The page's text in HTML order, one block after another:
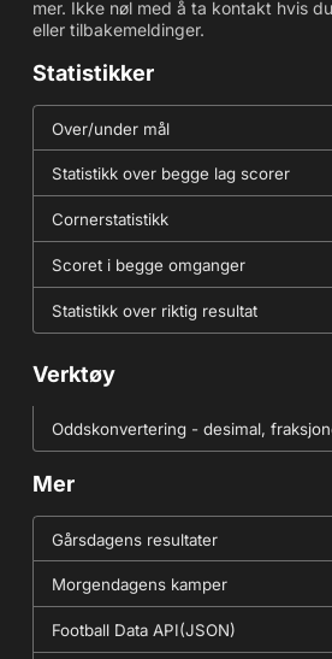
mer. Ikke nøl med å ta kontakt hvis
eller tilbakemeldinger.
Statistikker
Over/under mål
Statistikk over begge lag scorer
Cornerstatistikk
Scoret i begge omganger
Statistikk over riktig resultat
Verktøy
Oddskonvertering - desimal,
Mer
Gårsdagens resultater
Morgendagens kamper
Football Data API(JSON)